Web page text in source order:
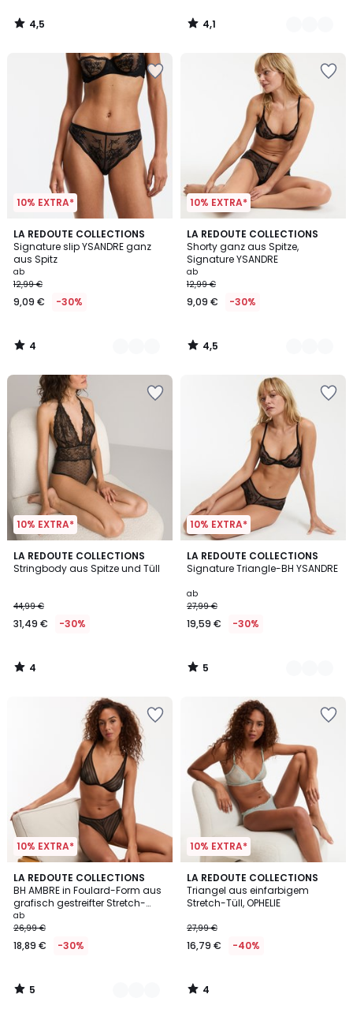
4,5
/
4,1
/
10% EXTRA*
LA REDOUTE COLLECTIONS
Signature slip YSANDRE ganz
aus Spitz
ab
12,99 €
9,09 € -30%
4
/
5
2
Farben
4
/
10% EXTRA*
LA REDOUTE COLLECTIONS
Shorty ganz aus Spitze,
Signature YSANDRE
ab
12,99 €
9,09 € -30%
4,5
/ 5
2
Farben
4,5
/
10% EXTRA*
LA REDOUTE COLLECTIONS
Stringbody aus Spitze und Tüll
44,99 €
31,49 € -30%
4
/
4
/
10% EXTRA*
LA REDOUTE COLLECTIONS
Signature Triangle-BH YSANDRE
ab
27,99 €
19,59 € -30%
5
/
2
Farben
5
/
10% EXTRA*
LA REDOUTE COLLECTIONS
BH AMBRE in Foulard-Form aus
grafisch gestreifter Stretch-
Spitze
ab
26,99 €
18,89 € -30%
5
/
5
2
Farben
5
/
10% EXTRA*
LA REDOUTE COLLECTIONS
Triangel aus einfarbigem
Stretch-Tüll, OPHELIE
27,99 €
16,79 € -40%
4
/
5
4
/